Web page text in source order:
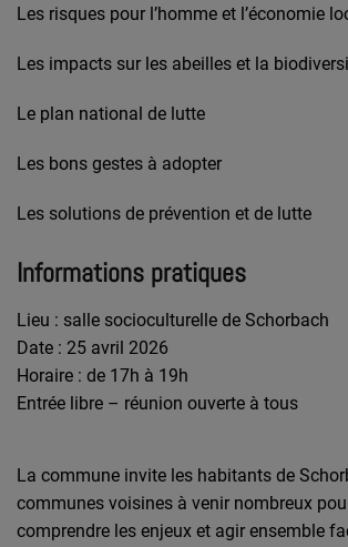
Les risques pour l’homme et l’économie
Les impacts sur les abeilles et la
Le plan national de lutte
Les bons gestes à adopter
Les solutions de prévention et de lutte
Informations pratiques
Lieu : salle socioculturelle de Schorbach
Date : 25 avril 2026
Horaire : de 17h à 19h
Entrée libre – réunion ouverte à tous
La commune invite les habitants de
communes voisines à venir nombreux
comprendre les enjeux et agir ensemble